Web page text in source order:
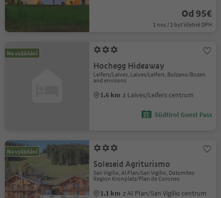
Od 95€
1 noc / 1 byt Včetně DPH
Na vyžádání
Hochegg Hideaway
Leifers/Laives, Laives/Leifers, Bolzano/Bozen
and environs
1.6 km z Laives/Leifers centrum
Südtirol Guest Pass
Na vyžádání
Soleseid Agriturismo
San Vigilio, Al Plan/San Vigilio, Dolomites
Region Kronplatz/Plan de Corones
1.1 km z Al Plan/San Vigilio centrum